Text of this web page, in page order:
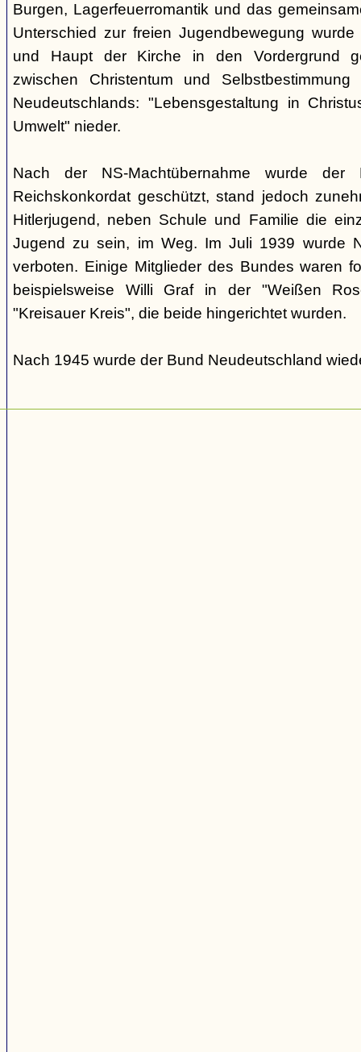
Burgen, Lagerfeuerromantik und das
Unterschied zur freien Jugendbewegung
und Haupt der Kirche in den Vordergrund
zwischen Christentum und
Neudeutschlands: "Lebensgestaltung in
Umwelt" nieder.
Nach der NS-Machtübernahme wurde
Reichskonkordat geschützt, stand jedoch
Hitlerjugend, neben Schule und Familie die
Jugend zu sein, im Weg. Im Juli 1939 wurde
verboten. Einige Mitglieder des Bundes waren
beispielsweise Willi Graf in der "Weißen
"Kreisauer Kreis", die beide hingerichtet wurden.
Nach 1945 wurde der Bund Neudeutschland